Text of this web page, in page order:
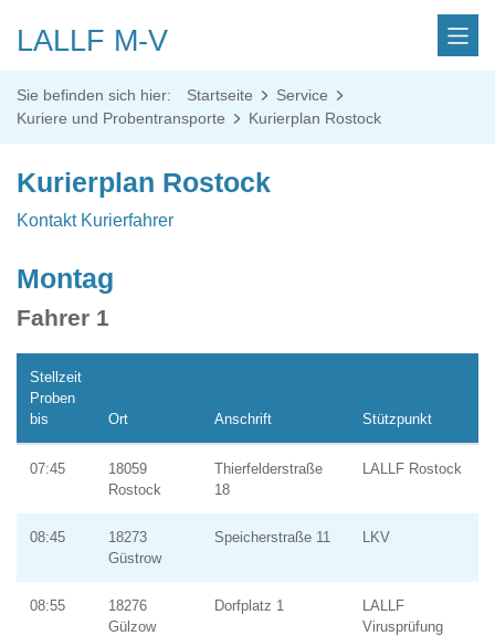
LALLF M-V
Sie befinden sich hier: Startseite
Service
Kuriere und Probentransporte
Kurierplan Rostock
Kurierplan Rostock
Kontakt Kurierfahrer
Montag
Fahrer 1
Stellzeit
Proben
bis
Ort Anschrift Stützpunkt
07:45
18059
Rostock
Thierfelderstraße
18
LALLF Rostock
08:45
18273
Güstrow
Speicherstraße 11 LKV
08:55
18276
Gülzow
Dorfplatz 1
LALLF
Virusprüfung